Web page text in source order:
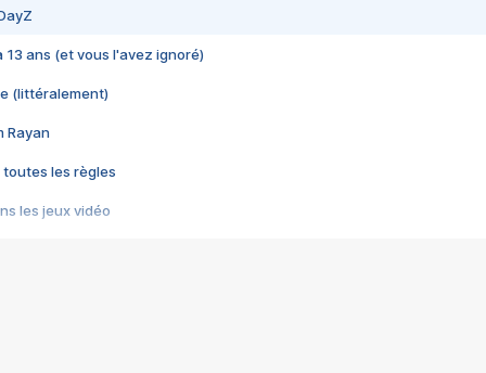
13 ans (et vous l'avez ignoré)
(littéralement)
Rayan
toutes les règles
les jeux vidéo